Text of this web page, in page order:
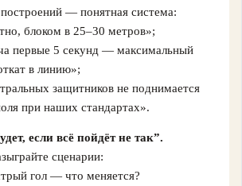
— понятная система:
блоком в 25–30 метров»;
первые 5 секунд — максимальный
в линию»;
защитников не поднимается
при наших стандартах».
если всё пойдёт не так”.
сценарии:
гол — что меняется?